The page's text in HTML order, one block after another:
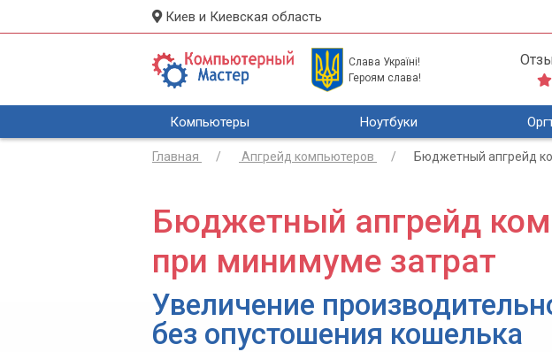
Киев и Киевская область
Слава Україні!
Героям слава!
Компьютеры Ноутбуки
Главная Апгрейд компьютеров Бюджетный апгрейд
Бюджетный апгрейд
при минимуме затрат
Увеличение
без опустошения кошелька